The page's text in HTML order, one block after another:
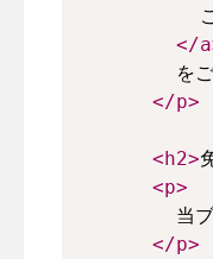
こ
</a
をご
</p>
<h2>
<p>
当ブ
</p>